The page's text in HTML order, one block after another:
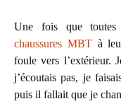
Une fois que toutes
chaussures MBTà
foule vers l’extérieur.
j’écoutais pas, je
puis il fallait que je